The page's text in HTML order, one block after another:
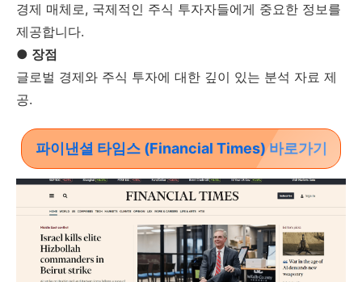
경제 매체로, 국제적인 주식 투자자들에게 중요한 정보를
제공합니다.
● 장점
글로벌 경제와 주식 투자에 대한 깊이 있는 분석 자료 제
공.
파이낸셜 타임스 (Financial Times) 바로가기